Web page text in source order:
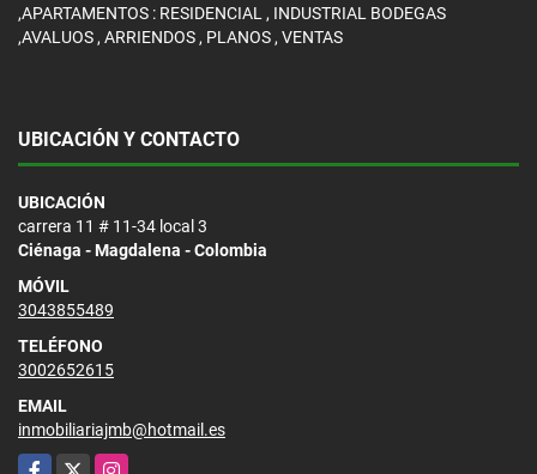
,APARTAMENTOS : RESIDENCIAL , INDUSTRIAL BODEGAS
,AVALUOS , ARRIENDOS , PLANOS , VENTAS
UBICACIÓN Y CONTACTO
UBICACIÓN
carrera 11 # 11-34 local 3
Ciénaga - Magdalena - Colombia
MÓVIL
3043855489
TELÉFONO
3002652615
EMAIL
inmobiliariajmb@hotmail.es
Facebook
X Instagram